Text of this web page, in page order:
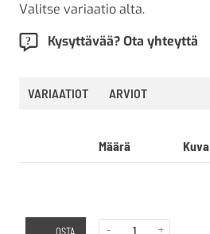
Valitse variaatio alta.
Kysyttävää? Ota yhteyttä
VARIAATIOT ARVIOT
Määrä Kuva
OSTA - +